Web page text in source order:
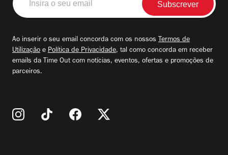
o
seu
Ao inserir o seu email concorda com os nossos Termos de
Utilização e Política de Privacidade, tal como concorda em receber
emails da Time Out com notícias, eventos, ofertas e promoções de
parceiros.